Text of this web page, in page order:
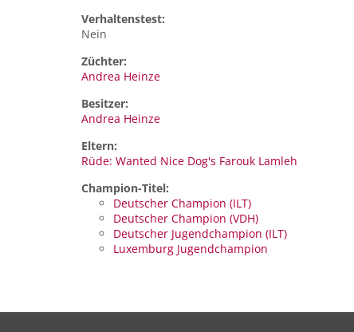
Verhaltenstest:
Nein
Züchter:
Andrea Heinze
Besitzer:
Andrea Heinze
Eltern:
Rüde: Wanted Nice Dog's Farouk Lamleh
Champion-Titel:
Deutscher Champion (ILT)
Deutscher Champion (VDH)
Deutscher Jugendchampion (ILT)
Luxemburg Jugendchampion